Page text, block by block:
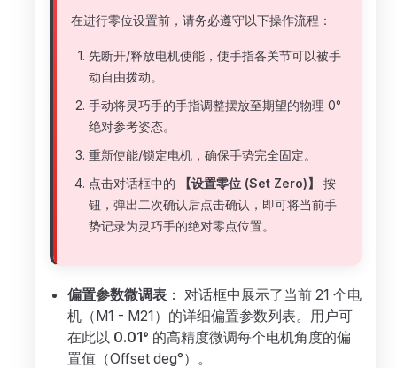
在进行零位设置前，请务必遵守以下操作流程：
先断开/释放电机使能，使手指各关节可以被手
动自由拨动。
手动将灵巧手的手指调整摆放至期望的物理 0°
绝对参考姿态。
重新使能/锁定电机，确保手势完全固定。
点击对话框中的
【设置零位 (Set Zero)】
按
钮，弹出二次确认后点击确认，即可将当前手
势记录为灵巧手的绝对零点位置。
偏置参数微调表 ： 对话框中展示了当前 21 个电
机（M1 - M21）的详细偏置参数列表。用户可
在此以 0.01° 的高精度微调每个电机角度的偏
置值（Offset deg°）。